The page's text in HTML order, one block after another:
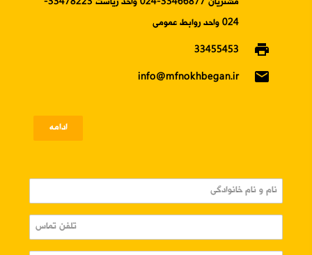
مشتریان 33466877-024 واحد ریاست 33478223-
024 واحد روابط عمومی
print
33455453
email
info@mfnokhbegan.ir
ادامه